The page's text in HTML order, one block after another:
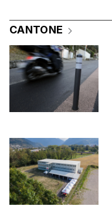
CANTONE